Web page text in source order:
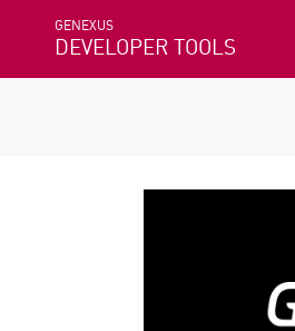
GENEXUS
DEVELOPER TOOLS